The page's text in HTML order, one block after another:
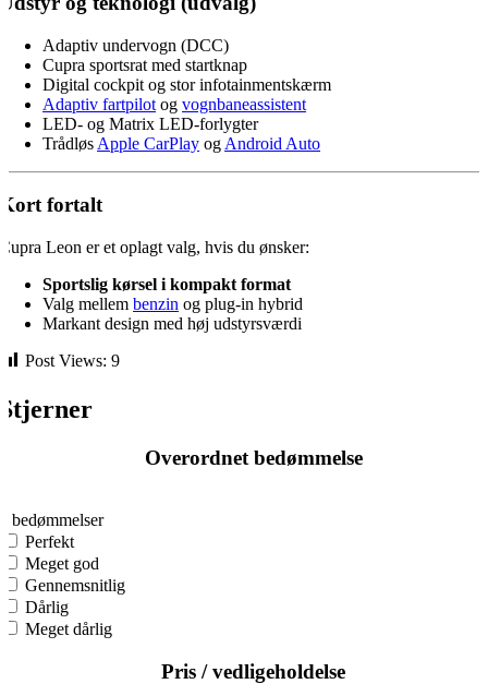
Adaptiv undervogn (DCC)
Cupra sportsrat med startknap
Digital cockpit og stor infotainmentskærm
Adaptiv fartpilot ogvognbaneassistent
LED- og Matrix LED-forlygter
Trådløs Apple CarPlay og Android Auto
Kort fortalt
Cupra Leon er et oplagt valg, hvis du ønsker:
Sportslig kørsel i kompakt format
Valg mellembenzin og plug-in hybrid
Markant design med høj udstyrsværdi
Post Views: 9
Stjerner
Overordnet bedømmelse
0 bedømmelser
Perfekt
Meget god
Gennemsnitlig
Dårlig
Meget dårlig
Pris / vedligeholdelse